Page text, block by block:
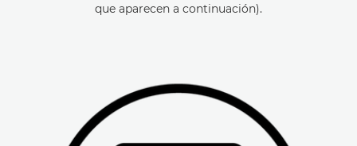
que aparecen a continuación).